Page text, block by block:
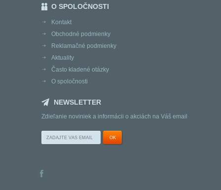
O SPOLOČNOSTI
Kontakt
Obchodné podmienky
Reklamačné podmienky
Aktuality
Často kladené otázky
O spoločnosti
NEWSLETTER
Zdieľanie noviniek a informácii o akciách na Váš email
OK